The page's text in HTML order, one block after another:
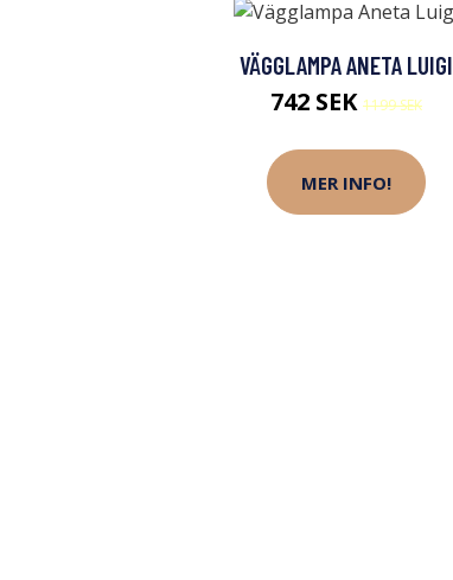
VÄGGLAMPA ANETA LUIGI
742 SEK 1199 SEK
MER INFO!